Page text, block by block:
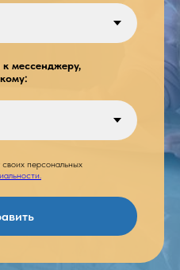
мессенджеру,
персональных